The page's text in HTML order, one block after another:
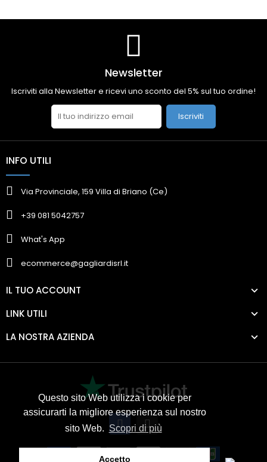
Questo sito Web utilizza i cookie per
assicurarti la migliore esperienza sul nostro
sito Web. Scopri di più
Accetto
Newsletter
Iscriviti alla Newsletter e ricevi uno sconto del 5% sul tuo ordine!
Iscriviti
INFO UTILI
Via Provinciale, 159 Villa di Briano (Ce)
+39 081 5042757
What's App
ecommerce@gagliardisrl.it
IL TUO ACCOUNT
LINK UTILI
LA NOSTRA AZIENDA